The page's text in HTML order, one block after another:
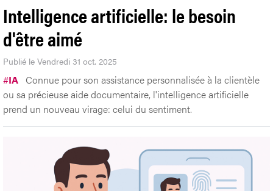
Intelligence artificielle: le besoin
d'être aimé
Publié le Vendredi 31 oct. 2025
#IA Connue pour son assistance personnalisée à la clientèle
ou sa précieuse aide documentaire, l'intelligence artificielle
prend un nouveau virage: celui du sentiment.